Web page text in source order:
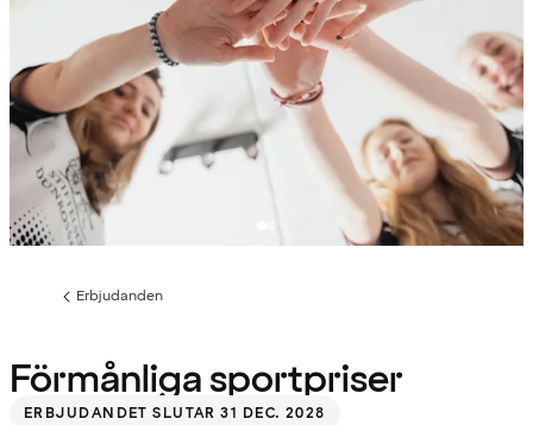
Föregående
Erbjudanden
Förmånliga sportpriser
ERBJUDANDET SLUTAR 31 DEC. 2028